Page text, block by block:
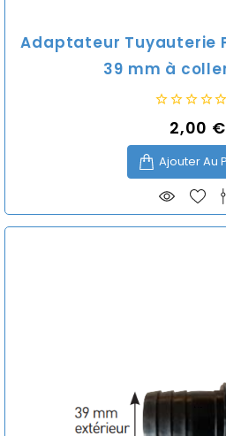
Adaptateur Tuyauterie
39 mm à
Prix
2,00 €
Ajouter Au